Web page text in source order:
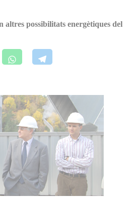
possibilitats energètiques del